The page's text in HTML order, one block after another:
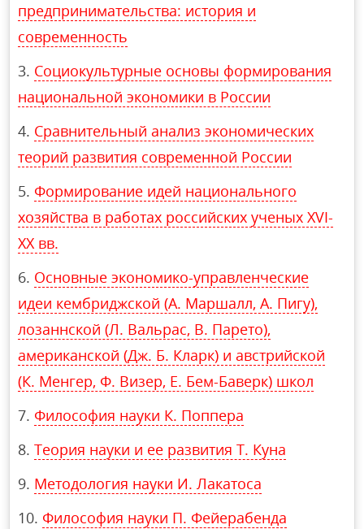
предпринимательства: история и
современность
Социокультурные основы формирования
национальной экономики в России
Сравнительный анализ экономических
теорий развития современной России
Формирование идей национального
хозяйства в работах российских ученых XVI-
XX вв.
Основные экономико-управленческие
идеи кембриджской (А. Маршалл, А. Пигу),
лозаннской (Л. Вальрас, В. Парето),
американской (Дж. Б. Кларк) и австрийской
(К. Менгер, Ф. Визер, Е. Бем-Баверк) школ
Философия науки К. Поппера
Теория науки и ее развития Т. Куна
Методология науки И. Лакатоса
Философия науки П. Фейерабенда